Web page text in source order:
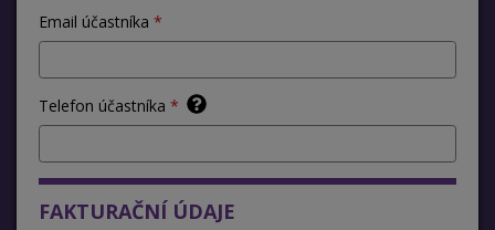
Email účastníka
Telefon účastníka
FAKTURAČNÍ ÚDAJE